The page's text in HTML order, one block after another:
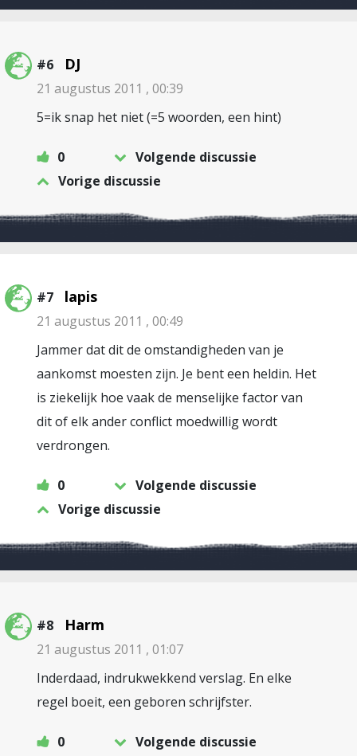
#6 DJ
21 augustus 2011 , 00:39
5=ik snap het niet (=5 woorden, een hint)
0
Volgende discussie
Vorige discussie
#7 lapis
21 augustus 2011 , 00:49
Jammer dat dit de omstandigheden van je
aankomst moesten zijn. Je bent een heldin. Het
is ziekelijk hoe vaak de menselijke factor van
dit of elk ander conflict moedwillig wordt
verdrongen.
0
Volgende discussie
Vorige discussie
#8 Harm
21 augustus 2011 , 01:07
Inderdaad, indrukwekkend verslag. En elke
regel boeit, een geboren schrijfster.
0
Volgende discussie